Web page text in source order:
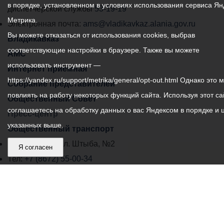
самоуправления
города
Владикавказ:
диспетчерской службы53-19-19
Электронная почта: ams@vladikavkaz.alania.gov.ru
Владикавказ
АМС
Интернет приемная
Собрание представителей
Общественный Совет
Пресс-центр
Общественный транспорт
Владикавказ, пл. Штыба, №2
Тел:+7 (8672) 55-00-34
в порядке, установленном в условиях использования сервиса
Метрика.
Вы можете отказаться от использования cookies, выбрав
соответствующие настройки в браузере. Также вы можете
использовать инструмент —
https://yandex.ru/support/metrika/general/opt-out.html Однако это
повлиять на работу некоторых функций сайта. Используя этот
соглашаетесь на обработку данных о вас Яндексом в порядке и
указанных выше.
Я согласен